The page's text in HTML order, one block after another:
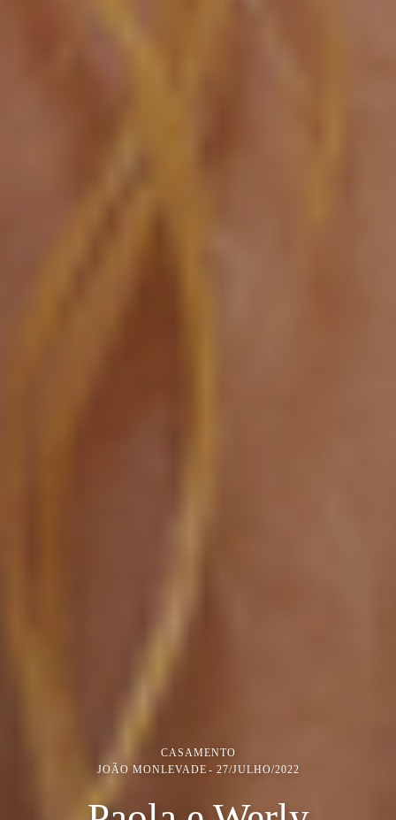
CASAMENTO
JOÃO MONLEVADE
27/JULHO/2022